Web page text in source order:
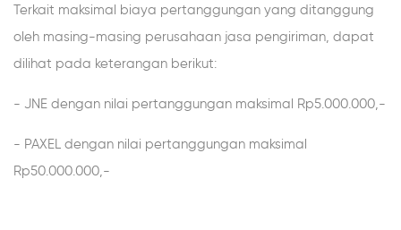
Terkait maksimal biaya pertanggungan yang ditanggung
oleh masing-masing perusahaan jasa pengiriman, dapat
dilihat pada keterangan berikut:
- JNE dengan nilai pertanggungan maksimal Rp5.000.000,-
- PAXEL dengan nilai pertanggungan maksimal
Rp50.000.000,-